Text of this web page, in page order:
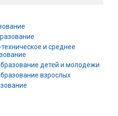
и среднее
детей и молодежи
взрослых